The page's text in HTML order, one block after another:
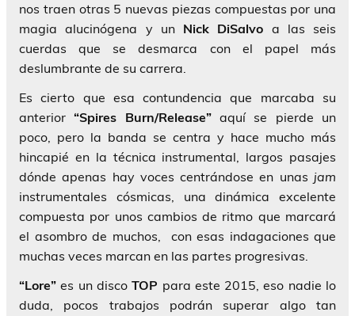
nos traen otras 5 nuevas piezas compuestas por una
magia alucinógena y un Nick DiSalvo a las seis
cuerdas que se desmarca con el papel más
deslumbrante de su carrera.
Es cierto que esa contundencia que marcaba su
anterior“Spires Burn/Release”aquí se pierde un
poco, pero la banda se centra y hace mucho más
hincapié en la técnica instrumental, largos pasajes
dónde apenas hay voces centrándose en unas jam
instrumentales cósmicas, una dinámica excelente
compuesta por unos cambios de ritmo que marcará
el asombro de muchos, con esas indagaciones que
muchas veces marcan en las partes progresivas.
“Lore”es un discoTOP para este 2015, eso nadie lo
duda, pocos trabajos podrán superar algo tan